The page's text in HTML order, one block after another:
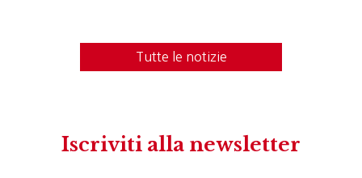
Tutte le notizie
Iscriviti alla newsletter